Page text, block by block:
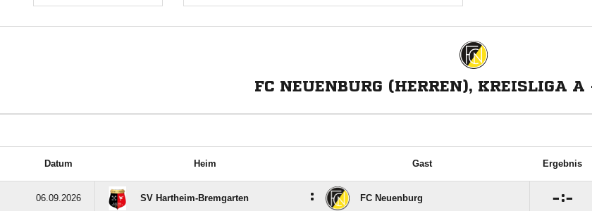
FC NEUENBURG (HERREN), KREISLIGA
Datum Heim Gast Ergebnis
06.09.2026 SV Hartheim-Bremgarten : FC Neuenburg :